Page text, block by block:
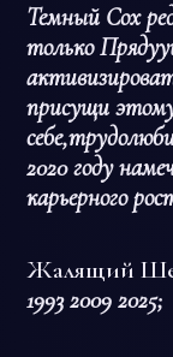
Темный Сох
только
присущи
2020 году
карьерного
Жалящий
1993 2009 2025;